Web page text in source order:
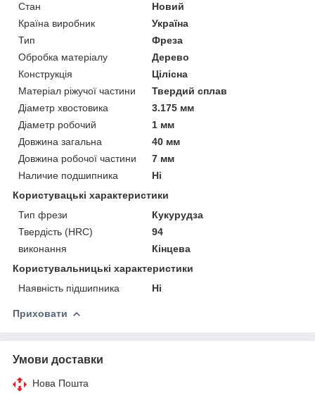
Стан
Новий
Країна виробник
Україна
Тип
Фреза
Обробка матеріалу
Дерево
Конструкція
Цілісна
Матеріал ріжучої частини
Твердий сплав
Діаметр хвостовика
3.175 мм
Діаметр робочий
1 мм
Довжина загальна
40 мм
Довжина робочої частини
7 мм
Наличие подшипника
Ні
Користувацькi характеристики
Тип фрези
Кукурудза
Твердість (HRC)
94
виконання
Кінцева
Користувальницькі характеристики
Наявність підшипника
Ні
Приховати
Умови доставки
Нова Пошта